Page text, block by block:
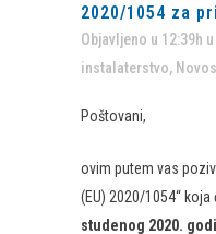
2020/1054 za
Objavljeno u 12:39h u
instalaterstvo,
Poštovani,
ovim putem vas
(EU) 2020/1054“ koja
studenog 2020.